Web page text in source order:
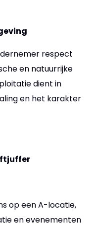
respect
en natuurrijke
dient in
en het karakter
op een A-locatie,
en evenementen